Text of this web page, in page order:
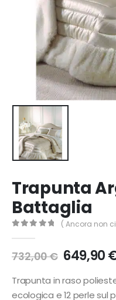
Trapunta
Battaglia
( Ancora non
732,00€ Il
prezzo
era:
649,90
Trapunta in raso
ecologica e 12 perle sul